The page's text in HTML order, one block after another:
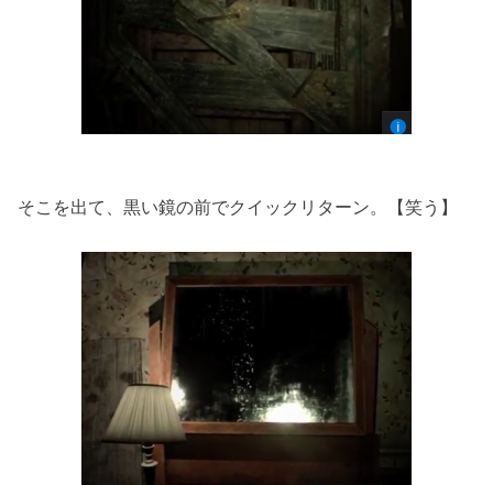
そこを出て、黒い鏡の前でクイックリターン。【笑う】